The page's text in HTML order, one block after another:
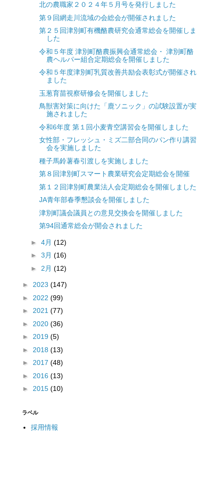
北の農職家２０２４年５月号を発行しました
第９回網走川流域の会総会が開催されました
第２５回津別町有機酪農研究会通常総会を開催しま
した
令和５年度 津別町酪農振興会通常総会・ 津別町酪
農ヘルパー組合定期総会を開催しました
令和５年度津別町乳質改善共励会表彰式が開催され
ました
玉葱育苗視察研修会を開催しました
鳥獣害対策に向けた「鹿ソニック」の試験設置が実
施されました
令和6年度 第１回小麦青空講習会を開催しました
女性部・フレッシュ・ミズ二部合同のパン作り講習
会を実施しました
種子馬鈴薯春引渡しを実施しました
第８回津別町スマート農業研究会定期総会を開催
第１２回津別町農業法人会定期総会を開催しました
JA青年部春季懇談会を開催しました
津別町議会議員との意見交換会を開催しました
第94回通常総会が開会されました
► 4月 (12)
► 3月 (16)
► 2月 (12)
► 2023 (147)
► 2022 (99)
► 2021 (77)
► 2020 (36)
► 2019 (5)
► 2018 (13)
► 2017 (48)
► 2016 (13)
► 2015 (10)
ラベル
採用情報